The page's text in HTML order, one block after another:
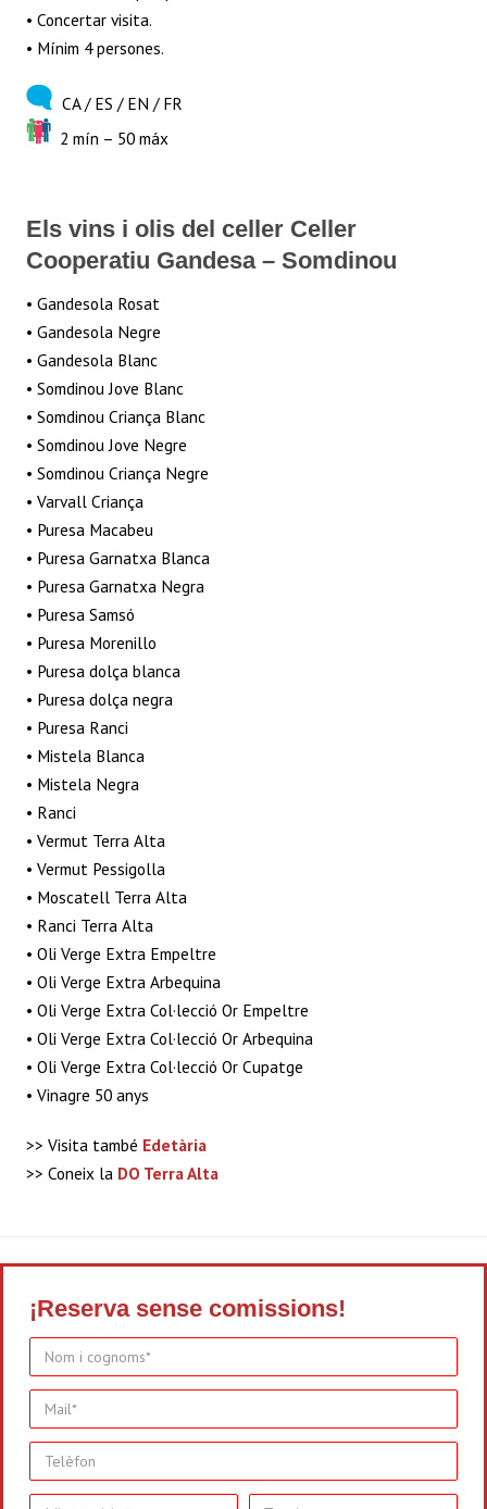
• Concertar visita.
• Mínim 4 persones.
CA / ES / EN / FR
2 mín – 50 máx
Els vins i olis del celler Celler
Cooperatiu Gandesa – Somdinou
• Gandesola Rosat
• Gandesola Negre
• Gandesola Blanc
• Somdinou Jove Blanc
• Somdinou Criança Blanc
• Somdinou Jove Negre
• Somdinou Criança Negre
• Varvall Criança
• Puresa Macabeu
• Puresa Garnatxa Blanca
• Puresa Garnatxa Negra
• Puresa Samsó
• Puresa Morenillo
• Puresa dolça blanca
• Puresa dolça negra
• Puresa Ranci
• Mistela Blanca
• Mistela Negra
• Ranci
• Vermut Terra Alta
• Vermut Pessigolla
• Moscatell Terra Alta
• Ranci Terra Alta
• Oli Verge Extra Empeltre
• Oli Verge Extra Arbequina
• Oli Verge Extra Col·lecció Or Empeltre
• Oli Verge Extra Col·lecció Or Arbequina
• Oli Verge Extra Col·lecció Or Cupatge
• Vinagre 50 anys
>> Visita també Edetària
>> Coneix la DO Terra Alta
¡Reserva sense comissions!